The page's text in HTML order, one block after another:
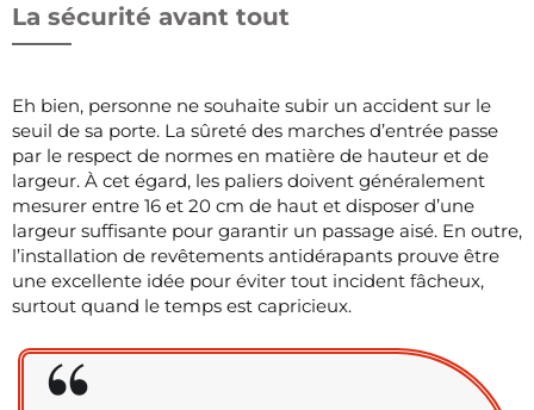
La sécurité avant tout
Eh bien, personne ne souhaite subir un accident sur le
seuil de sa porte. La sûreté des marches d’entrée passe
par le respect de normes en matière de hauteur et de
largeur. À cet égard, les paliers doivent généralement
mesurer entre 16 et 20 cm de haut et disposer d’une
largeur suffisante pour garantir un passage aisé. En outre,
l’installation de revêtements antidérapants prouve être
une excellente idée pour éviter tout incident fâcheux,
surtout quand le temps est capricieux.